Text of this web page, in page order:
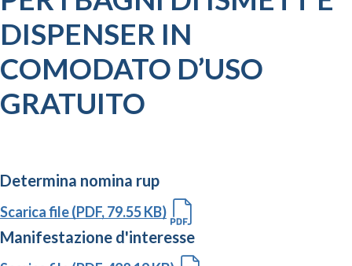
DISPENSER IN
COMODATO D’USO
GRATUITO
Determina nomina rup
Scarica file (PDF, 79.55 KB)
Manifestazione d'interesse